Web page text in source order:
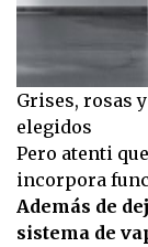
Grises, rosas
elegidos
Pero atenti
incorpora
Además de
sistema de